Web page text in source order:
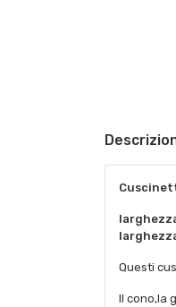
Questi
Il cono,la